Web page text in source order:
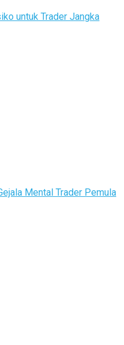
untuk Trader Jangka
Mental Trader Pemula